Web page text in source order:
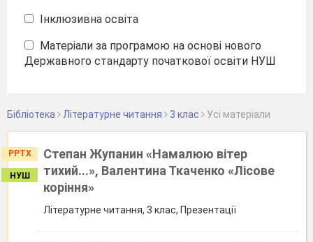
Інклюзивна освіта
Матеріали за програмою на основі нового
Державного стандарту початкової освіти НУШ
Бібліотека Літературне читання 3 клас Уcі матеріали
PPTX
НУШ
Степан Жупанин «Намалюю вітер
тихий...», Валентина Ткаченко «Лісове
коріння»
Літературне читання, 3 клас, Презентації